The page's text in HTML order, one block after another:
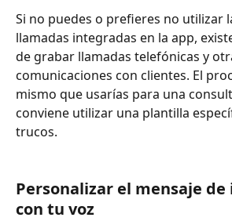
Si no puedes o prefieres no utilizar
llamadas integradas en la app,
de grabar llamadas telefónicas y
comunicaciones con clientes. El
mismo que usarías para una
conviene utilizar una plantilla
trucos.
Personalizar el mensaje
con tu voz